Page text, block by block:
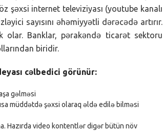
şəxsi internet televiziyası (youtube kanalı
sayısını əhəmiyyətli dərəcədə artırır.
olar. Banklar, pərakəndə ticarət sektoru
biridir.
cəlbedici görünür:
gəlməsi
müddətdə şəxsi olaraq əldə edilə bilməsi
Hazırda video kontentlər digər bütün növ